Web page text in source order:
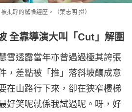
批踭的驚險經歷。（葉志明 攝）
全靠導演大叫「Cut」解圍
雪透露當年亦曾遇過極其誇張
，差點被「推」落斜坡釀成意
在山路行下來，卻在狹窄樓梯
好笑呢就係我試過呢。呀，好